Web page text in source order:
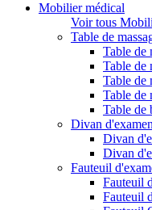
Mobilier médical
Voir tous
Table de
Table de
Table de
Table de
Table de
Table de
Divan d'examen
Divan
Divan
Fauteuil
Fauteuil
Fauteuil